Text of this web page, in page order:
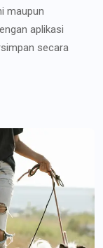
maupun
aplikasi
secara